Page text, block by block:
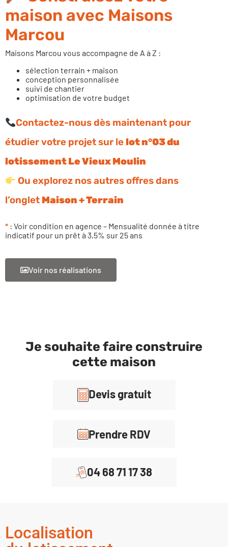
maison avec Maisons
Marcou
Maisons Marcou vous accompagne de A à Z :
sélection terrain + maison
conception personnalisée
suivi de chantier
optimisation de votre budget
Contactez-nous dès maintenant pour
étudier votre projet sur lelot n°03 du
lotissement Le Vieux Moulin
Ou explorez nos autres offres dans
l’onglet Maison + Terrain
* : Voir condition en agence – Mensualité donnée à titre
indicatif pour un prêt à 3,5% sur 25 ans
Voir nos réalisations
Je souhaite faire construire
cette maison
Devis gratuit
Prendre RDV
04 68 71 17 38
Localisation